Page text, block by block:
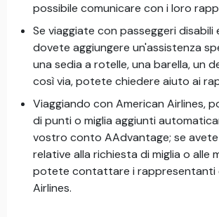
possibile comunicare con i loro
Se viaggiate con passeggeri disabili
dovete aggiungere un'assistenza
una sedia a rotelle, una barella, un
così via, potete chiedere aiuto ai
Viaggiando con American Airlines,
di punti o miglia aggiunti
vostro conto AAdvantage; se
relative alla richiesta di miglia o alle
potete contattare i rappresentanti
Airlines.